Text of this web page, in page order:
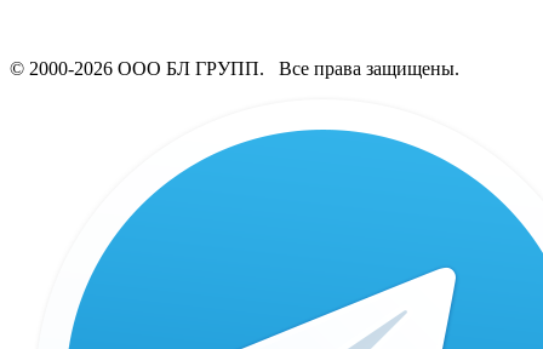
© 2000-2026 ООО БЛ ГРУПП. Все права защищены.